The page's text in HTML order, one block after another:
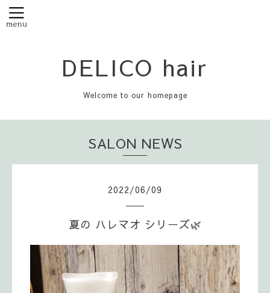
DELICO hair
Welcome to our homepage
SALON NEWS
2022/06/09
夏の ハレマオ シリーズ🌿